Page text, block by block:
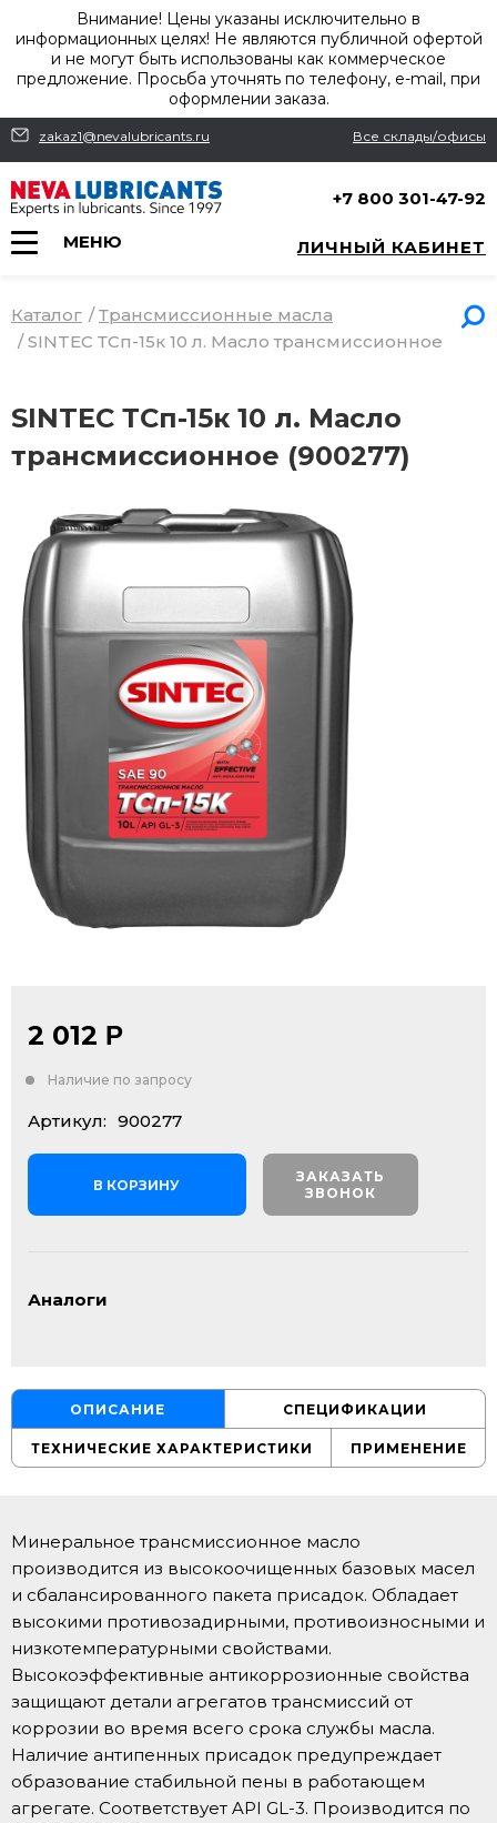
Внимание! Цены указаны исключительно в
информационных целях! Не являются публичной офертой
и не могут быть использованы как коммерческое
предложение. Просьба уточнять по телефону, e-mail, при
оформлении заказа.
zakaz1@nevalubricants.ru Все склады/офисы
+7 800 301-47-92
МЕНЮ ЛИЧНЫЙ КАБИНЕТ
Каталог / Трансмиссионные масла
/ SINTEC ТСп-15к 10 л. Масло трансмиссионное
SINTEC ТСп-15к 10 л. Масло
трансмиссионное (900277)
2 012 Р
Наличие по запросу
Артикул: 900277
В КОРЗИНУ
ЗАКАЗАТЬ
ЗВОНОК
Аналоги
ОПИСАНИЕ СПЕЦИФИКАЦИИ
ТЕХНИЧЕСКИЕ ХАРАКТЕРИСТИКИ ПРИМЕНЕНИЕ
Минеральное трансмиссионное масло
производится из высокоочищенных базовых масел
и сбалансированного пакета присадок. Обладает
высокими противозадирными, противоизносными и
низкотемпературными свойствами.
Высокоэффективные антикоррозионные свойства
защищают детали агрегатов трансмиссий от
коррозии во время всего срока службы масла.
Наличие антипенных присадок предупреждает
образование стабильной пены в работающем
агрегате. Соответствует API GL-3. Производится по